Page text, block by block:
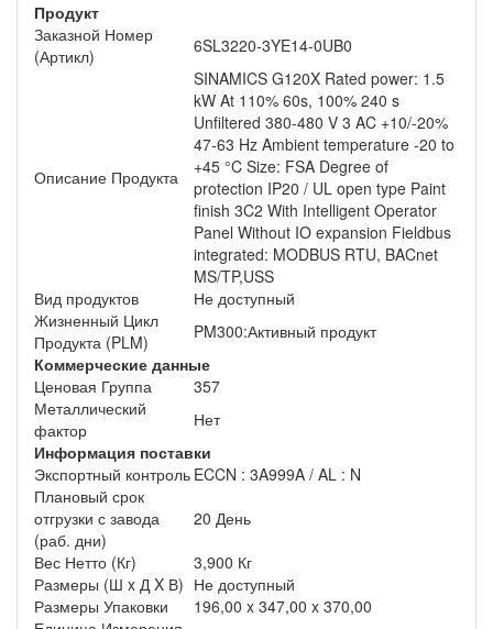
Продукт
Заказной Номер
(Артикл)
6SL3220-3YE14-0UB0
Описание Продукта
SINAMICS G120X Rated power: 1.5
kW At 110% 60s, 100% 240 s
Unfiltered 380-480 V 3 AC +10/-20%
47-63 Hz Ambient temperature -20 to
+45 °C Size: FSA Degree of
protection IP20 / UL open type Paint
finish 3C2 With Intelligent Operator
Panel Without IO expansion Fieldbus
integrated: MODBUS RTU, BACnet
MS/TP,USS
Вид продуктов
Не доступный
Жизненный Цикл
Продукта (PLM)
PM300:Активный продукт
Коммерческие данные
Ценовая Группа
357
Металлический
фактор
Нет
Информация поставки
Экспортный контроль ECCN : 3A999A / AL : N
Плановый срок
отгрузки с завода
(раб. дни)
20 День
Вес Нетто (Кг)
3,900 Кг
Размеры (Ш x Д X В) Не доступный
Размеры Упаковки
196,00 x 347,00 x 370,00